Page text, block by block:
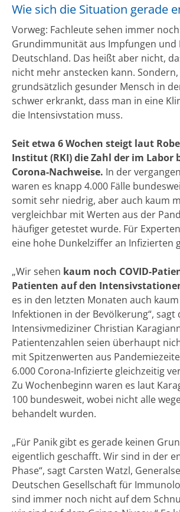
Wie sich die Situation gerade
Vorweg: Fachleute sehen immer
Grundimmunität aus Impfungen und
Deutschland. Das heißt aber nicht,
nicht mehr anstecken kann.
grundsätzlich gesunder Mensch in
schwer erkrankt, dass man in eine
die Intensivstation muss.
Seit etwa 6 Wochen steigt laut
Institut (RKI) die Zahl der im Labor
Corona-Nachweise. In der
waren es knapp 4.000 Fälle
somit sehr niedrig, aber auch kaum
vergleichbar mit Werten aus der
häufiger getestet wurde. Für
eine hohe Dunkelziffer an Infizierten
„Wir sehen kaum noch COVID-
Patienten auf den
es in den letzten Monaten auch
Infektionen in der Bevölkerung“, sagt
Intensivmediziner Christian
Patientenzahlen seien überhaupt
mit Spitzenwerten aus
6.000 Corona-Infizierte gleichzeitig
Zu Wochenbeginn waren es laut
100 bundesweit, wobei nicht alle
behandelt wurden.
„Für Panik gibt es gerade keinen
eigentlich geschafft. Wir sind in der
Phase“, sagt Carsten Watzl,
Deutschen Gesellschaft für
sind immer noch nicht auf dem